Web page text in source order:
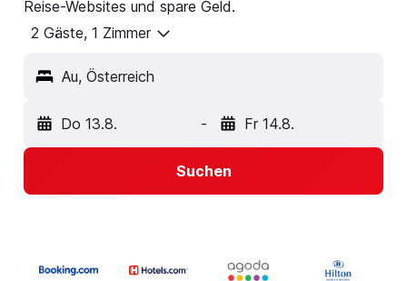
Reise-Websites und spare Geld.
2 Gäste, 1 Zimmer
Au, Österreich
Do 13.8. - Fr 14.8.
Suchen